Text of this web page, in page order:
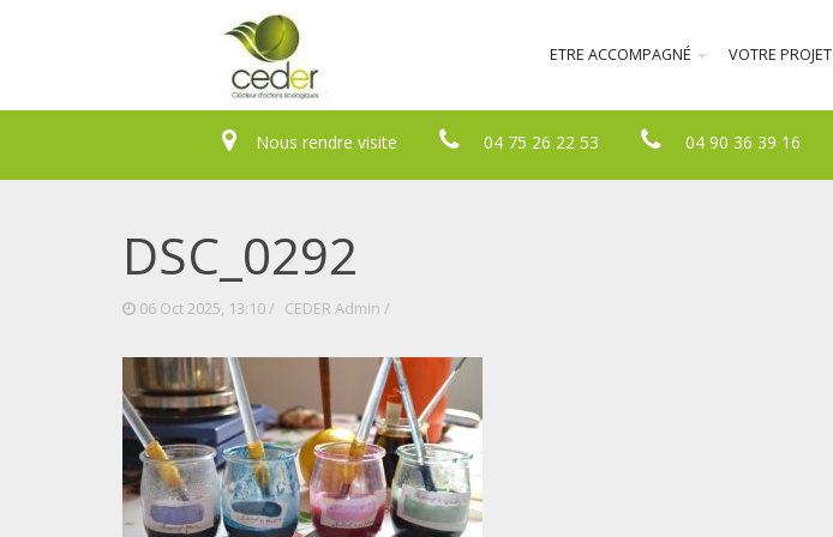
ETRE ACCOMPAGNÉ VOTRE PROJET
Nous rendre visite 04 75 26 22 53 04 90 36 39 16
DSC_0292
06 Oct 2025, 13:10 / CEDER Admin /